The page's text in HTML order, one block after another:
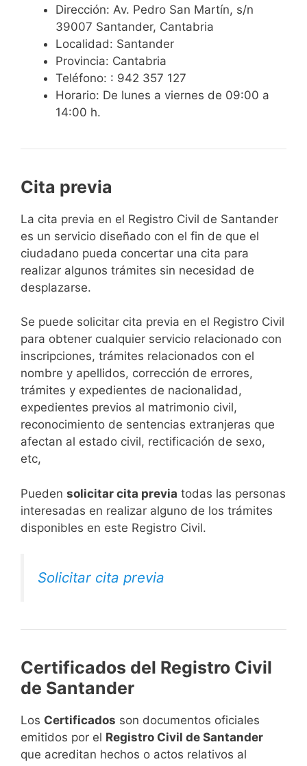
Dirección: Av. Pedro San Martín, s/n
39007 Santander, Cantabria
Localidad: Santander
Provincia: Cantabria
Teléfono: : 942 357 127
Horario: De lunes a viernes de 09:00 a
14:00 h.
Cita previa
​​​​​​​​​​​​​​​​​​​​​​​​​​​​La cita previa en el Registro Civil de Santander
es un servicio diseñado con el fin de que el
ciudadano pueda concertar una cita para
realizar algunos trámites sin necesidad de
desplazarse.​
Se puede solicitar cita previa en el Registro Civil
para obtener cualquier servicio relacionado con
inscripciones, trámites relacionados con el
nombre y apellidos, corrección de errores,
trámites y expedientes de nacionalidad,
expedientes previos al matrimonio civil,
reconocimiento de sentencias extranjeras que
afectan al estado civil, rectificación de sexo,
etc,
​Pueden solicitar cita previa todas las personas
interesadas en realizar alguno de los trámites
disponibles en este Registro Civil.​
Solicitar cita previa
Certificados del Registro Civil
de Santander
Los Certificados son documentos oficiales
emitidos por el Registro Civil de Santander
que acreditan hechos o actos relativos al